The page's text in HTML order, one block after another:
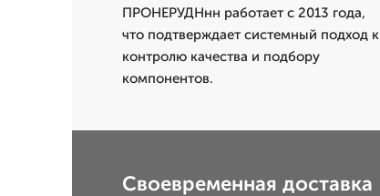
ПРОНЕРУДНнн работает с 2013 года,
что подтверждает системный подход к
контролю качества и подбору
компонентов.
Своевременная доставка